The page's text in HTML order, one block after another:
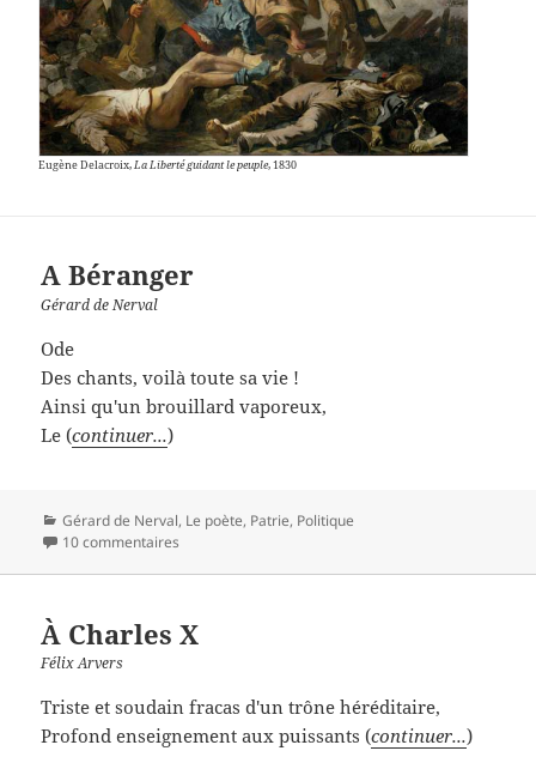
Eugène Delacroix,La Liberté guidant le peuple, 1830
A Béranger
Gérard de Nerval
Ode
Des chants, voilà toute sa vie !
Ainsi qu'un brouillard vaporeux,
Le (continuer...)
Catégories
Gérard de Nerval, Le poète, Patrie, Politique
10 commentaires
À Charles X
Félix Arvers
Triste et soudain fracas d'un trône héréditaire,
Profond enseignement aux puissants (continuer...)